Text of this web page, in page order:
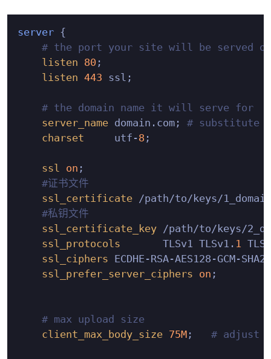
server {
# the port your site will be served on
listen 80 ;
listen 443 ssl;
# the domain name it will serve for
server_name domain.com; # substitute
charset
     utf-
8;
ssl on ;
#证书文件
ssl_certificate /path/to/keys/
#私钥文件
ssl_certificate_key /path/to/keys/
ssl_protocols
       TLSv1 TLSv1.
1
ssl_ciphers ECDHE-RSA-AES128-GCM-
ssl_prefer_server_ciphers on ;
# max upload size
client_max_body_size 75M; # adjust